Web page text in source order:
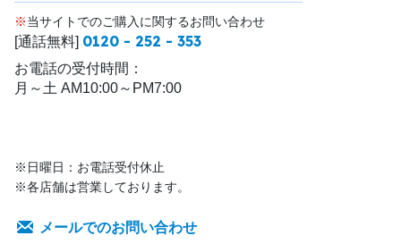
※当サイトでのご購入に関するお問い合わせ
[通話無料] 0120 - 252 - 353
お電話の受付時間：
月～土 AM10:00～PM7:00
※日曜日：お電話受付休止
※各店舗は営業しております。
メールでのお問い合わせ